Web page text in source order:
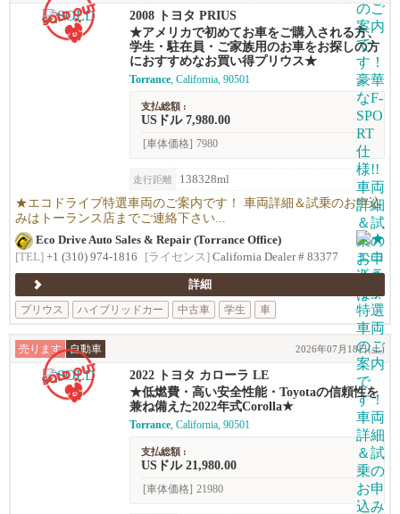
2008 トヨタ PRIUS
★アメリカで初めてお車をご購入される方、
学生・駐在員・ご家族用のお車をお探しの方
におすすめなお買い得プリウス★
Torrance, California, 90501
支払総額 :
USドル 7,980.00
[車体価格] 7980
走行距離 138328ml
★エコドライブ特選車両のご案内です！ 車両詳細＆試乗のお申込
みはトーランス店までご連絡下さい...
Eco Drive Auto Sales & Repair (Torrance Office)
[TEL] +1 (310) 974-1816 [ライセンス] California Dealer # 83377
詳細
プリウス
ハイブリッドカー 中古車 学生 車
売ります 自動車 2026年07月18日(土)
2022 トヨタ カローラ LE
★低燃費・高い安全性能・Toyotaの信頼性を
兼ね備えた2022年式Corolla★
Torrance, California, 90501
支払総額 :
USドル 21,980.00
[車体価格] 21980